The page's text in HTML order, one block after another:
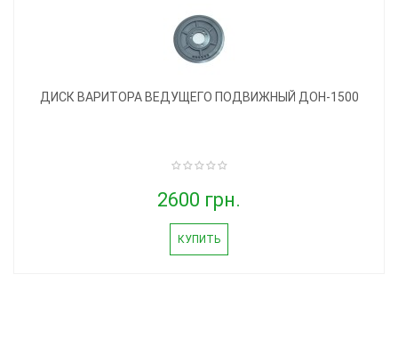
ДИСК ВАРИТОРА ВЕДУЩЕГО ПОДВИЖНЫЙ ДОН-1500
2600 грн.
КУПИТЬ